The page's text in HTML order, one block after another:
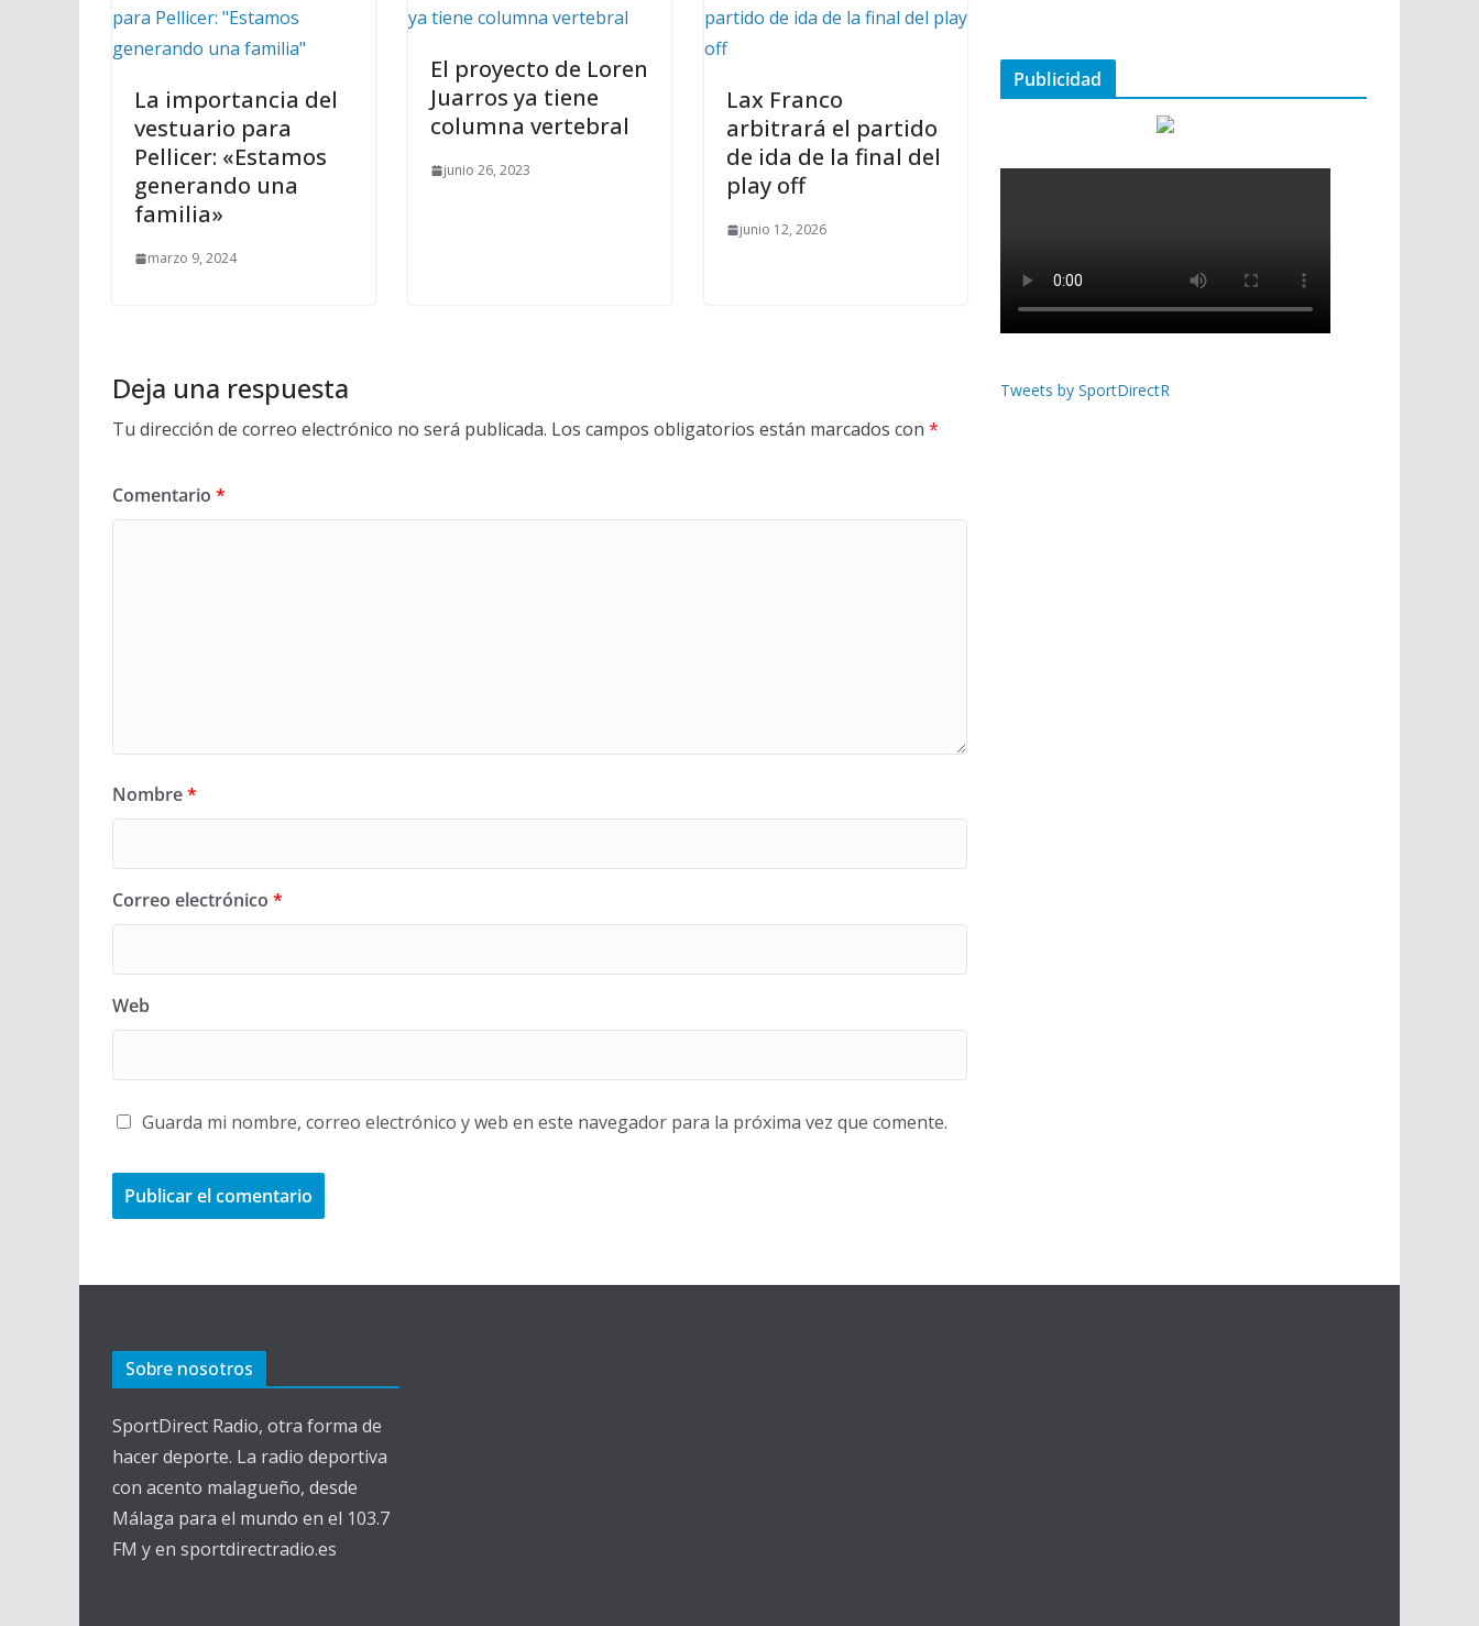
La importancia del
vestuario para
Pellicer: «Estamos
generando una
familia»
marzo 9, 2024
El proyecto de Loren
Juarros ya tiene
columna vertebral
junio 26, 2023
Lax Franco
arbitrará el partido
de ida de la final del
play off
junio 12, 2026
Deja una respuesta
Tu dirección de correo electrónico no será publicada. Los campos obligatorios están marcados con *
Comentario *
Nombre*
Correo electrónico *
Web
Guarda mi nombre, correo electrónico y web en este navegador para la próxima vez que comente.
Publicidad
Tweets by SportDirectR
Sobre nosotros
SportDirect Radio, otra forma de
hacer deporte. La radio deportiva
con acento malagueño, desde
Málaga para el mundo en el 103.7
FM y en sportdirectradio.es